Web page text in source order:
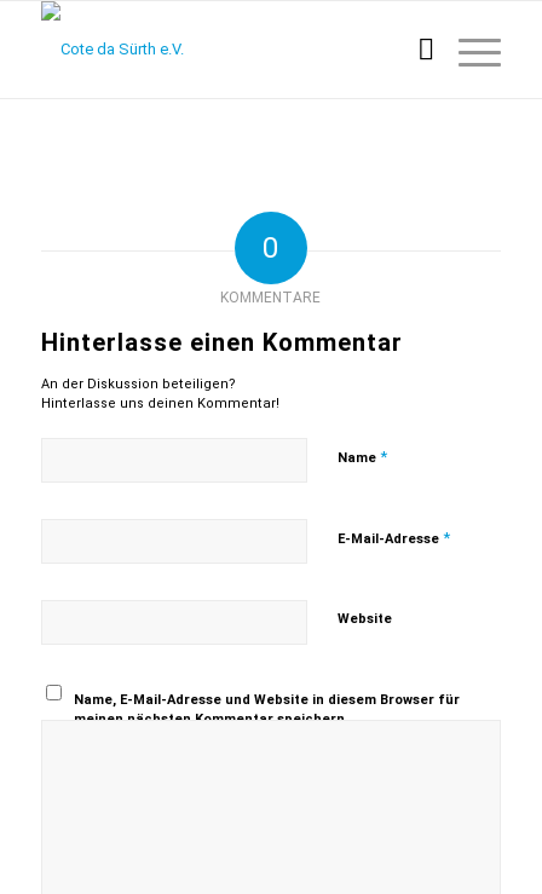
0
KOMMENTARE
Hinterlasse einen Kommentar
An der Diskussion beteiligen?
Hinterlasse uns deinen Kommentar!
Name *
E-Mail-Adresse *
Website
Name, E-Mail-Adresse und Website in diesem Browser für
meinen nächsten Kommentar speichern.